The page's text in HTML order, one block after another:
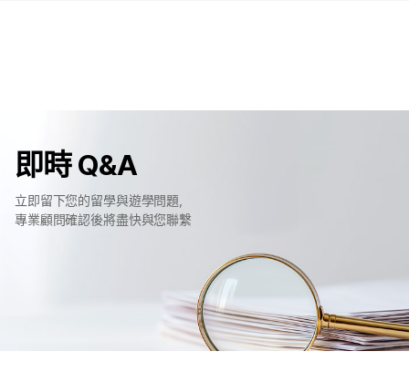
即時 Q&A
立即留下您的留學與遊學問題，
專業顧問確認後將盡快與您聯繫